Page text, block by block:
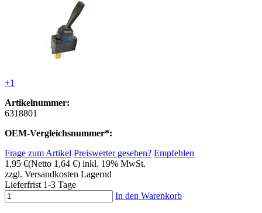
+1
Artikelnummer:
6318801
OEM-Vergleichsnummer*:
Frage zum Artikel Preiswerter gesehen? Empfehlen
1,95 €(Netto 1,64 €) inkl. 19% MwSt.
zzgl. Versandkosten Lagernd
Lieferfrist 1-3 Tage
In den Warenkorb